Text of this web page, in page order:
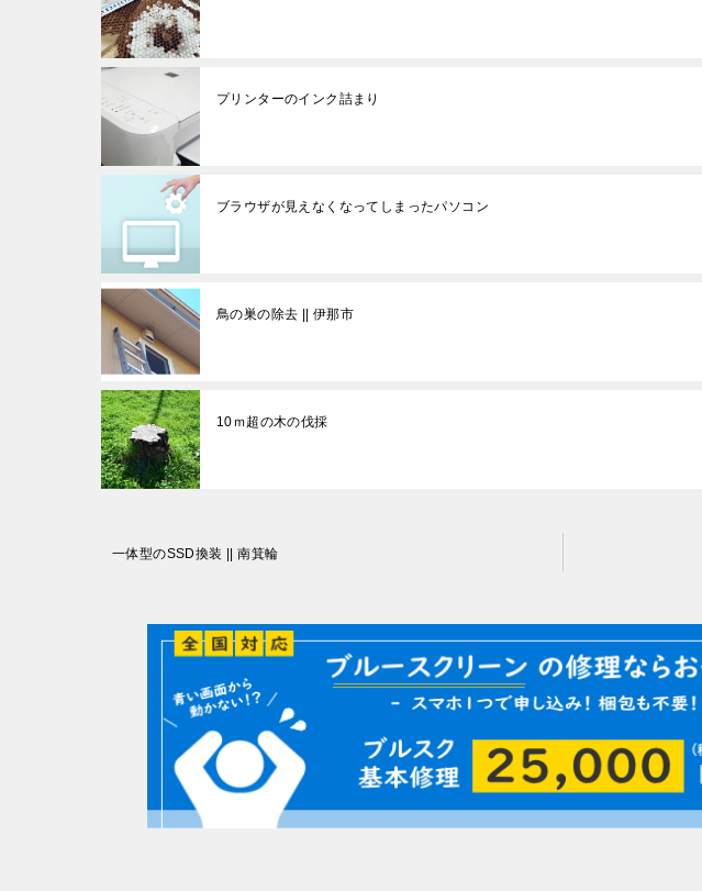
プリンターのインク詰まり
ブラウザが見えなくなってしまったパソコン
鳥の巣の除去 || 伊那市
10ｍ超の木の伐採
投一体型のSSD換装 || 南箕輪